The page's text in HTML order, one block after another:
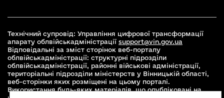
Технічний супровід: Управління цифрової трансформації
апарату облвійськадміністрації support@vin.gov.ua
Відповідальні за зміст сторінок веб-порталу
облвійськадміністрації: структурні підрозділи
облвійськадміністрації, районні військові адміністрації,
територіальні підрозділи міністерств у Вінницькій області,
веб-сторінки яких розміщені на цьому порталі.
Використання будь-яких матеріалів, що опубліковані на